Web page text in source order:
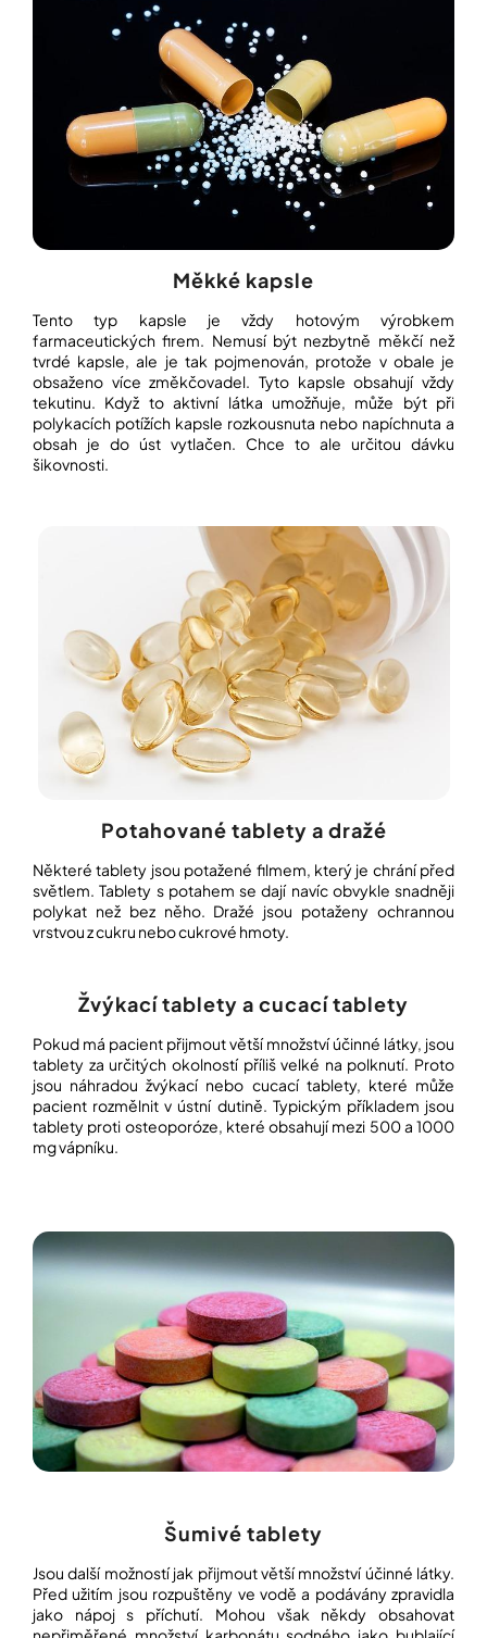
Měkké kapsle
Tento typ kapsle je vždy hotovým výrobkem
farmaceutických firem. Nemusí být nezbytně měkčí než
tvrdé kapsle, ale je tak pojmenován, protože v obale je
obsaženo více změkčovadel. Tyto kapsle obsahují vždy
tekutinu. Když to aktivní látka umožňuje, může být při
polykacích potížích kapsle rozkousnuta nebo napíchnuta a
obsah je do úst vytlačen. Chce to ale určitou dávku
šikovnosti.
Potahované tablety a dražé
Některé tablety jsou potažené filmem, který je chrání před
světlem. Tablety s potahem se dají navíc obvykle snadněji
polykat než bez něho. Dražé jsou potaženy ochrannou
vrstvou z cukru nebo cukrové hmoty.
Žvýkací tablety a cucací tablety
Pokud má pacient přijmout větší množství účinné látky, jsou
tablety za určitých okolností příliš velké na polknutí. Proto
jsou náhradou žvýkací nebo cucací tablety, které může
pacient rozmělnit v ústní dutině. Typickým příkladem jsou
tablety proti osteoporóze, které obsahují mezi 500 a 1000
mg vápníku.
Šumivé tablety
Jsou další možností jak přijmout větší množství účinné látky.
Před užitím jsou rozpuštěny ve vodě a podávány zpravidla
jako nápoj s příchutí. Mohou však někdy obsahovat